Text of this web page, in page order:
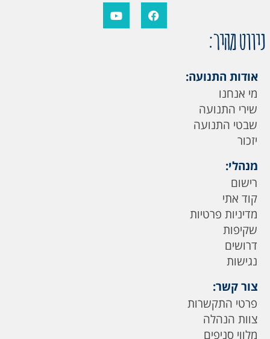
ניווט מהיר:
אודות התנועה:
מי אנחנו
שירי התנועה
שבטי התנועה
יזכור
מנהלי:
רישום
קוד אתי
מדיניות פרטיות
שקיפות
דרושים
נגישות
צור קשר:
פרטי התקשרות
צוות הנהלה
מלווי סניפים